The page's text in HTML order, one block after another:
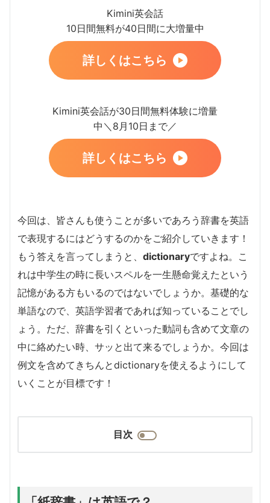
Kimini英会話
10日間無料が40日間に大増量中
詳しくはこちら
Kimini英会話が30日間無料体験に増量
中＼8月10日まで／
詳しくはこちら
今回は、皆さんも使うことが多いであろう辞書を英語
で表現するにはどうするのかをご紹介していきます！
もう答えを言ってしまうと、 dictionaryですよね。こ
れは中学生の時に長いスペルを一生懸命覚えたという
記憶がある方もいるのではないでしょうか。基礎的な
単語なので、英語学習者であれば知っていることでし
ょう。ただ、辞書を引くといった動詞も含めて文章の
中に絡めたい時、サッと出て来るでしょうか。今回は
例文を含めてきちんとdictionaryを使えるようにして
いくことが目標です！
目次